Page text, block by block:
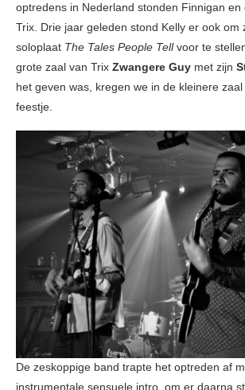
optredens in Nederland stonden Finnigan en
Trix. Drie jaar geleden stond Kelly er ook om
soloplaat The Tales People Tellvoor te
grote zaal van Trix Zwangere Guy met zijn
het geven was, kregen we in de kleinere
feestje.
De zeskoppige band trapte het optreden af
instrumentale sensuele intro, om er daarna